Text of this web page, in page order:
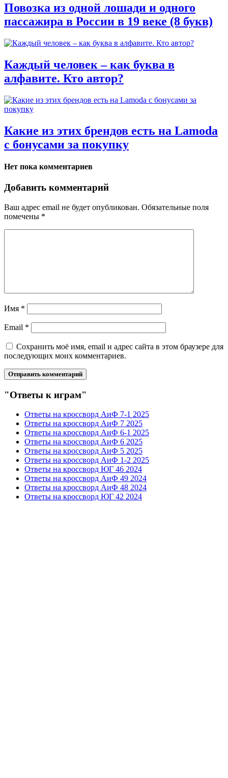
Повозка из одной лошади и одного
пассажира в России в 19 веке (8 букв)
Каждый человек – как буква в
алфавите. Кто автор?
Какие из этих брендов есть на Lamoda
с бонусами за покупку
Нет пока комментариев
Добавить комментарий
Ваш адрес email не будет опубликован. Обязательные поля
помечены *
Имя *
Email *
Сохранить моё имя, email и адрес сайта в этом браузере для
последующих моих комментариев.
"Ответы к играм"
Ответы на кроссворд АиФ 7-1 2025
Ответы на кроссворд АиФ 7 2025
Ответы на кроссворд АиФ 6-1 2025
Ответы на кроссворд АиФ 6 2025
Ответы на кроссворд АиФ 5 2025
Ответы на кроссворд АиФ 1-2 2025
Ответы на кроссворд ЮГ 46 2024
Ответы на кроссворд АиФ 49 2024
Ответы на кроссворд АиФ 48 2024
Ответы на кроссворд ЮГ 42 2024